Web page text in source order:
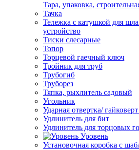
Тара, упаковка,
Тачка
Тележка с катушкой для
устройство
Тиски слесарные
Топор
Торцевой гаечный ключ
Тройник для труб
Трубогиб
Труборез
Тяпка, рыхлитель садовый
Угольник
Ударная отвертка/
Удлинитель для бит
Удлинитель для торцовых
Уровень
Установочная коробка с